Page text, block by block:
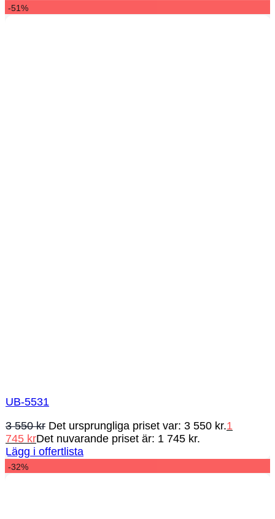
-51%
UB-5531
3 550kr Det ursprungliga priset var: 3 550 kr.1
745 krDet nuvarande priset är: 1 745 kr.
Lägg i offertlista
-32%